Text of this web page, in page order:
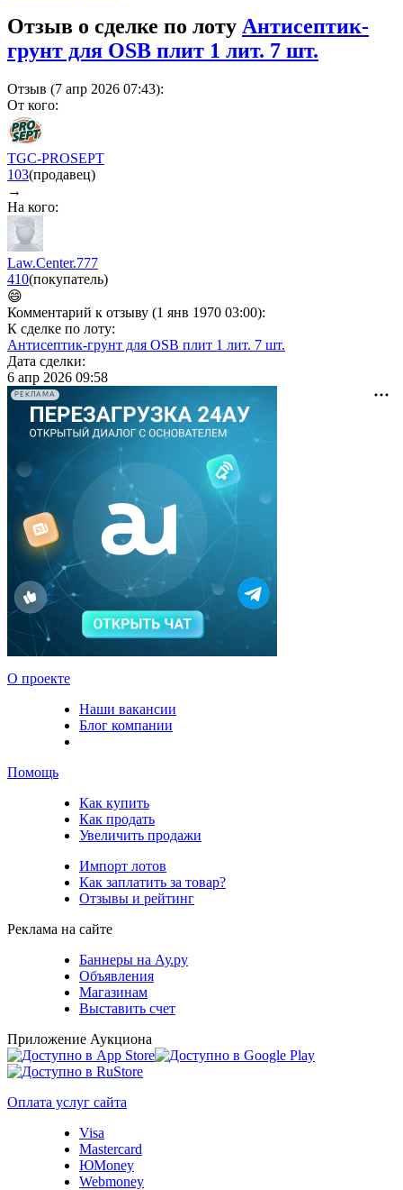
Отзыв о сделке по лоту Антисептик-
грунт для ОSB плит 1 лит. 7 шт.
Отзыв (7 апр 2026 07:43):
От кого:
TGC-PROSEPT
103(продавец)
→
На кого:
Law.Center.777
410(покупатель)
😄
Комментарий к отзыву (1 янв 1970 03:00):
К сделке по лоту:
Антисептик-грунт для ОSB плит 1 лит. 7 шт.
Дата сделки:
6 апр 2026 09:58
РЕКЛАМА
О проекте
Наши вакансии
Блог компании
Помощь
Как купить
Как продать
Увеличить продажи
Импорт лотов
Как заплатить за товар?
Отзывы и рейтинг
Реклама на сайте
Баннеры на Ау.ру
Объявления
Магазинам
Выставить счет
Приложение Аукциона
Оплата услуг сайта
Visa
Mastercard
ЮMoney
Webmoney